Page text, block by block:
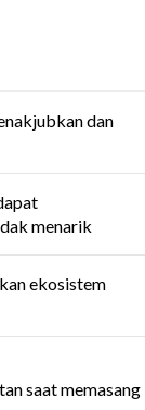
dan
menarik
ekosistem
saat memasang